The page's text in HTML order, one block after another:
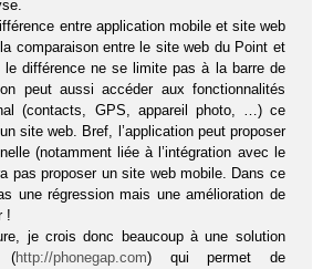
entre application mobile et site web
comparaison entre le site web du Point et
le différence ne se limite pas à la barre de
peut aussi accéder aux fonctionnalités
(contacts, GPS, appareil photo, …) ce
site web. Bref, l’application peut proposer
(notamment liée à l’intégration avec le
pas proposer un site web mobile. Dans ce
une régression mais une amélioration de
!
je crois donc beaucoup à une solution
(http://phonegap.com) qui permet de